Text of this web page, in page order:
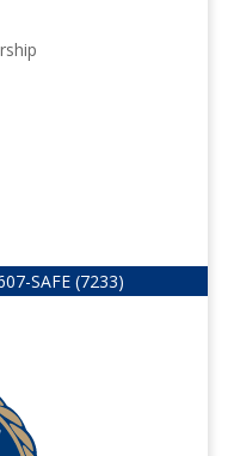
SAFE (7233)